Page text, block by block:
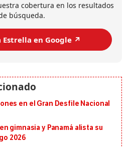
cobertura en los resultados
búsqueda.
Estrella en Google ↗️
en el Gran Desfile Nacional
gimnasia y Panamá alista su
2026